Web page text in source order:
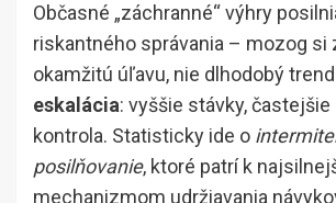
Občasné „záchranné“ výhry
riskantného správania – mozog si
okamžitú úľavu, nie dlhodobý
eskalácia: vyššie stávky, častejšie
kontrola. Statisticky ide o
posilňovanie, ktoré patrí k
mechanizmom udržiavania